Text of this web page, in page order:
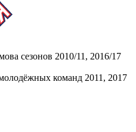
сезонов 2010/11, 2016/17
команд 2011, 2017